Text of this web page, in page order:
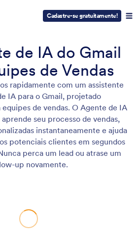
Cadastre-se gratuitamente!
de IA do Gmail
de Vendas
rapidamente com um assistente
IA para o Gmail, projetado
de vendas. O Agente de IA
seu processo de vendas,
instantaneamente e ajuda
potenciais clientes em segundos
perca um lead ou atrase um
up novamente.